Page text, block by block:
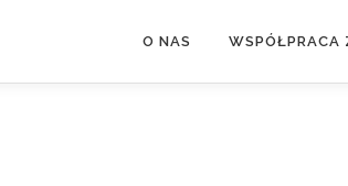
O NAS WSPÓŁPRACA